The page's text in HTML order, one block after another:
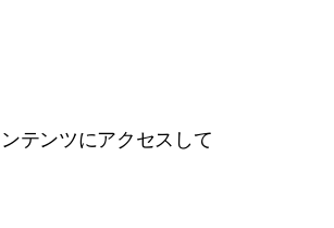
テンツにアクセスして